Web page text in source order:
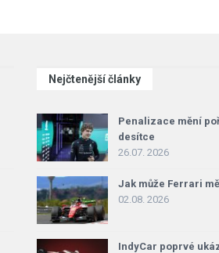
Nejčtenější články
Penalizace mění
desítce
26.07. 2026
Jak může Ferrari
02.08. 2026
IndyCar poprvé